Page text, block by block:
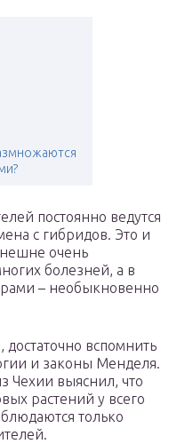
постоянно ведутся
с гибридов. Это и
очень
болезней, а в
– необыкновенно
достаточно вспомнить
и законы Менделя.
Чехии выяснил, что
растений у всего
только